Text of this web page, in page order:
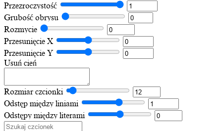
Przezroczystość
Grubość obrysu
Rozmycie
Przesunięcie X
Przesunięcie Y
Usuń cień
Rozmiar czcionki
Odstęp między liniami
Odstępy między literami